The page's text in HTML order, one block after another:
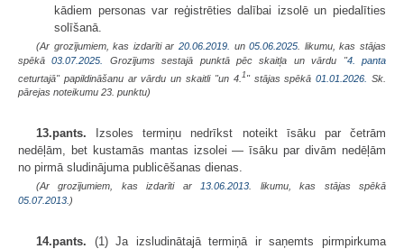
kādiem personas var reģistrēties dalībai izsolē un piedalīties
solīšanā.
(Ar grozījumiem, kas izdarīti ar 20.06.2019. un05.06.2025 . likumu, kas stājas
spēkā03.07.2025. Grozījums sestajā punktā pēc skaitļa un vārdu "4. panta
ceturtajā" papildināšanu ar vārdu un skaitli "un 4. 1 " stājas spēkā01.01.2026.
Sk.
pārejas noteikumu 23. punktu)
13.pants. Izsoles termiņu nedrīkst noteikt īsāku par četrām
nedēļām, bet kustamās mantas izsolei — īsāku par divām nedēļām
no pirmā sludinājuma publicēšanas dienas.
(Ar grozījumiem, kas izdarīti ar 13.06.2013 . likumu, kas stājas spēkā
05.07.2013. )
14.pants. (1) Ja izsludinātajā termiņā ir saņemts pirmpirkuma